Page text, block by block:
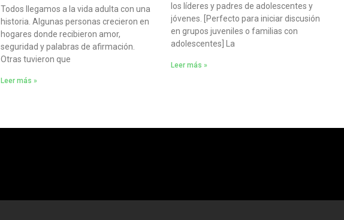
Todos llegamos a la vida adulta con una
historia. Algunas personas crecieron en
hogares donde recibieron amor,
seguridad y palabras de afirmación.
Otras tuvieron que
Leer más »
los líderes y padres de adolescentes y
jóvenes. [Perfecto para iniciar discusión
en grupos juveniles o familias con
adolescentes] La
Leer más »